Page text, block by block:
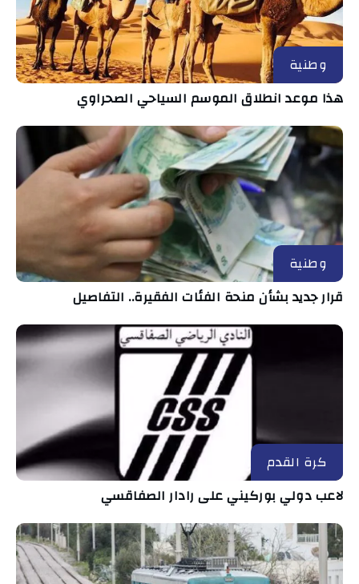
وطنية
هذا موعد انطلاق الموسم السياحي الصحراوي
وطنية
قرار جديد بشأن منحة الفئات الفقيرة.. التفاصيل
كرة القدم
لاعب دولي بوركيني على رادار الصفاقسي